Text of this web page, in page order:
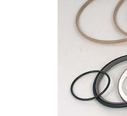
Ver todos los productos